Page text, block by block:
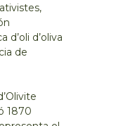
d’oli d’oliva
de
1870